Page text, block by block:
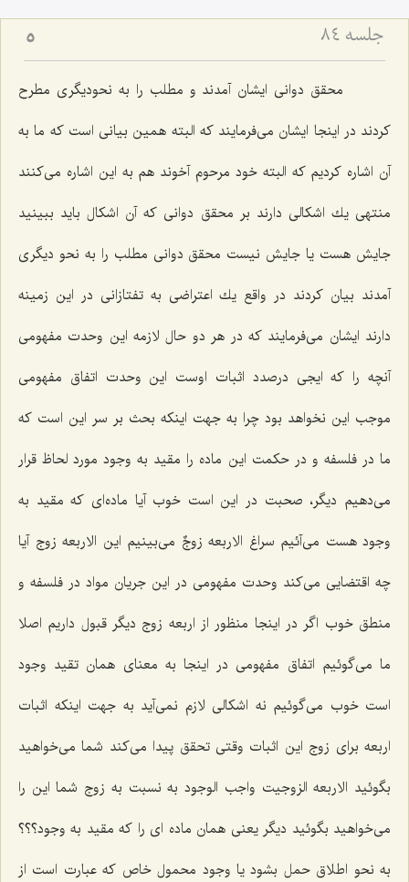
جلسه ۸۴ 5
محقق دوانى ایشان آمدند و مطلب را به نحودیگرى مطرح
كردند در اینجا ایشان مى‌فرمایند كه البته همین بیانى است كه ما به
آن اشاره كردیم كه البته خود مرحوم آخوند هم به این اشاره مى‌كنند
منتهى یك اشكالى دارند بر محقق دوانى كه آن اشكال باید ببینید
جایش هست یا جایش نیست محقق دوانى مطلب را به نحو دیگرى
آمدند بیان كردند در واقع یك اعتراضى به تفتازانى در این زمینه
دارند ایشان مى‌فرمایند كه در هر دو حال لازمه این وحدت مفهومى
آنچه را كه ایجى درصدد اثبات اوست این وحدت اتفاق مفهومى
موجب این نخواهد بود چرا به جهت اینكه بحث بر سر این است كه
ما در فلسفه و در حكمت این ماده را مقید به وجود مورد لحاظ قرار
مى‌دهیم دیگر، صحبت در این است خوب آیا ماده‌اى كه مقید به
وجود هست مى‌آئیم سراغ الاربعه زوجٌ مى‌بینیم این الاربعه زوج آیا
چه اقتضایى مى‌كند وحدت مفهومى در این جریان مواد در فلسفه و
منطق خوب اگر در اینجا منظور از اربعه زوج دیگر قبول داریم اصلا
ما مى‌گوئیم اتفاق مفهومى در اینجا به معناى همان تقید وجود
است خوب مى‌گوئیم نه اشكالى لازم نمى‌آید به جهت اینكه اثبات
اربعه براى زوج این اثبات وقتى تحقق پیدا مى‌كند شما مى‌خواهید
بگوئید الاربعه الزوجیت واجب الوجود به نسبت به زوج شما این را
مى‌خواهید بگوئید دیگر یعنى همان ماده اى را كه مقید به وجود؟؟؟
به نحو اطلاق حمل بشود یا وجود محمول خاص كه عبارت است از